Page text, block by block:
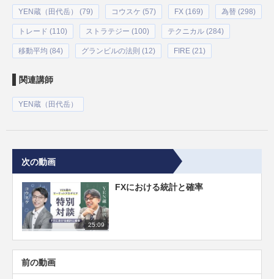
YEN蔵（田代岳） (79) コウスケ (57) FX (169) 為替 (298)
トレード (110) ストラテジー (100) テクニカル (284)
移動平均 (84) グランビルの法則 (12) FIRE (21)
関連講師
YEN蔵（田代岳）
次の動画
25:09
FXにおける統計と確率
前の動画